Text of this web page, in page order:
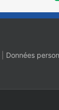
Données